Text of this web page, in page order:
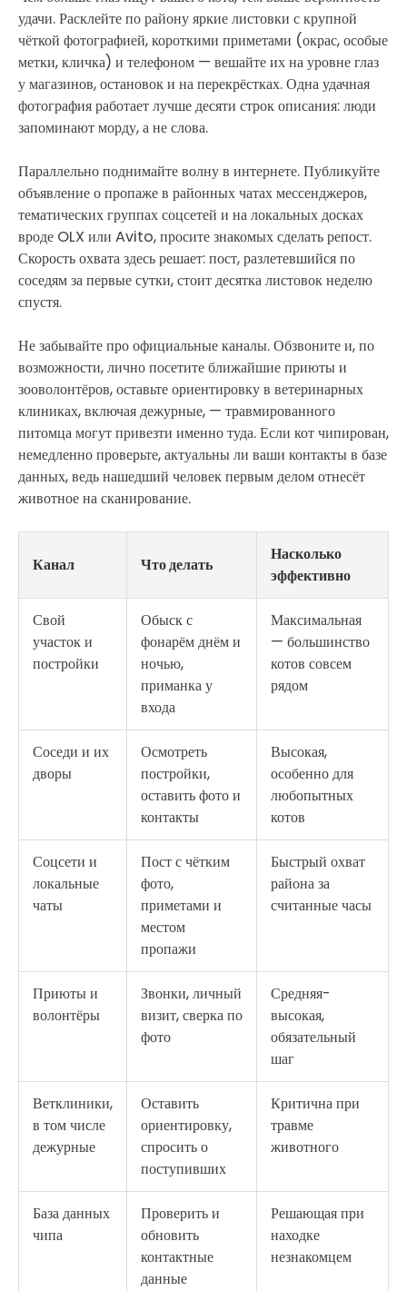
удачи. Расклейте по району яркие листовки с крупной
чёткой фотографией, короткими приметами (окрас, особые
метки, кличка) и телефоном — вешайте их на уровне глаз
у магазинов, остановок и на перекрёстках. Одна удачная
фотография работает лучше десяти строк описания: люди
запоминают морду, а не слова.
Параллельно поднимайте волну в интернете. Публикуйте
объявление о пропаже в районных чатах мессенджеров,
тематических группах соцсетей и на локальных досках
вроде OLX или Avito, просите знакомых сделать репост.
Скорость охвата здесь решает: пост, разлетевшийся по
соседям за первые сутки, стоит десятка листовок неделю
спустя.
Не забывайте про официальные каналы. Обзвоните и, по
возможности, лично посетите ближайшие приюты и
зооволонтёров, оставьте ориентировку в ветеринарных
клиниках, включая дежурные, — травмированного
питомца могут привезти именно туда. Если кот чипирован,
немедленно проверьте, актуальны ли ваши контакты в базе
данных, ведь нашедший человек первым делом отнесёт
животное на сканирование.
Канал Что делать
Насколько
эффективно
Свой
участок и
постройки
Обыск с
фонарём днём и
ночью,
приманка у
входа
Максимальная
— большинство
котов совсем
рядом
Соседи и их
дворы
Осмотреть
постройки,
оставить фото и
контакты
Высокая,
особенно для
любопытных
котов
Соцсети и
локальные
чаты
Пост с чётким
фото,
приметами и
местом
пропажи
Быстрый охват
района за
считанные часы
Приюты и
волонтёры
Звонки, личный
визит, сверка по
фото
Средняя-
высокая,
обязательный
шаг
Ветклиники,
в том числе
дежурные
Оставить
ориентировку,
спросить о
поступивших
Критична при
травме
животного
База данных
чипа
Проверить и
обновить
контактные
данные
Решающая при
находке
незнакомцем